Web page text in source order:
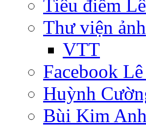
Tiêu điểm
Thư viện ảnh
VTT
Facebook
Huỳnh
Bùi Kim Anh